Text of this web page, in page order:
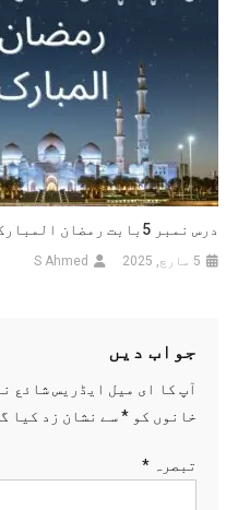
درس نمبر 5بابت رمضان المبارک 2025ء رمضان اور روحانی ہجرت
5 مارچ, 2025 S Ahmed
جواب دیں
آپ کا ای میل ایڈریس شائع
خانوں کو *سے نشان زد کیا
تبصرہ *